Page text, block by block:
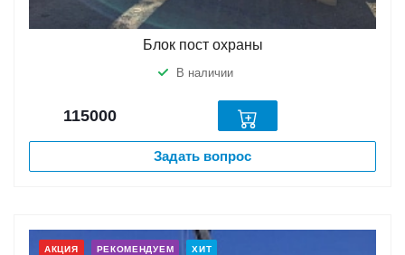
Блок пост охраны
В наличии
115000
Задать вопрос
АКЦИЯ РЕКОМЕНДУЕМ ХИТ